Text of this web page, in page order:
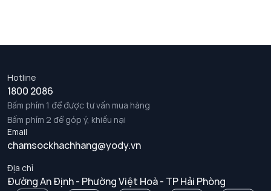
Hotline
1800 2086
Bấm phím 1 để được tư vấn mua hàng
Bấm phím 2 để góp ý, khiếu nại
Email
chamsockhachhang@yody.vn
Địa chỉ
Đường An Định - Phường Việt Hoà - TP Hải Phòng